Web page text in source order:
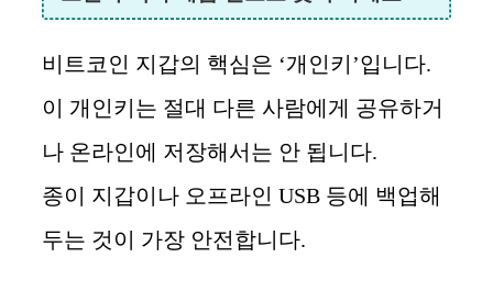
비트코인 지갑의 핵심은 ‘개인키’입니다.
이 개인키는 절대 다른 사람에게 공유하거
나 온라인에 저장해서는 안 됩니다.
종이 지갑이나 오프라인 USB 등에 백업해
두는 것이 가장 안전합니다.